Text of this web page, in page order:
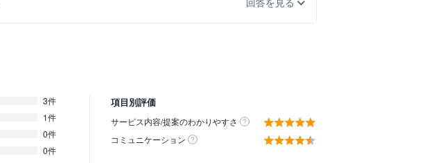
3件
1件
0件
0件
項目別評価
サービス内容/提案のわかりやすさ
コミュニケーション